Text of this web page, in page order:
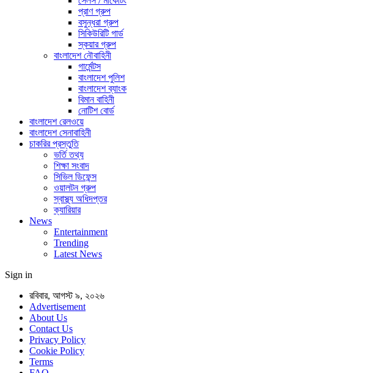
প্রাণ গ্রুপ
বসুন্ধরা গ্রুপ
সিকিউরিটি গার্ড
স্কয়ার গ্রুপ
বাংলাদেশ নৌবাহিনী
গার্মেন্টস
বাংলাদেশ পুলিশ
বাংলাদেশ ব্যাংক
বিমান বাহিনী
নোটিশ বোর্ড
বাংলাদেশ রেলওয়ে
বাংলাদেশ সেনাবাহিনী
চাকরির প্রস্তুতি
ভর্তি তথ্য
শিক্ষা সংবাদ
সিভিল ডিফেন্স
ওয়ালটন গ্রুপ
স্বাস্থ্য অধিদপ্তর
ক্যারিয়ার
News
Entertainment
Trending
Latest News
Sign in
রবিবার, আগস্ট ৯, ২০২৬
Advertisement
About Us
Contact Us
Privacy Policy
Cookie Policy
Terms